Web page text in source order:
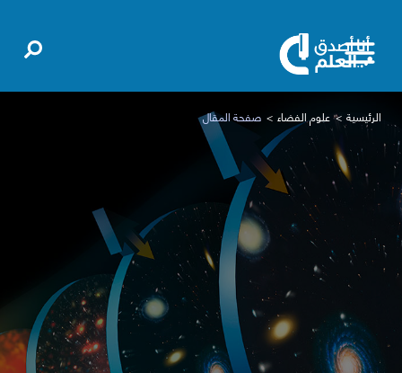
الرئيسية علوم الفضاء صفحة المقال